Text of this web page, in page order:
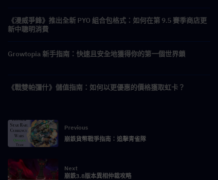
《漫威爭鋒》推出全新 PYO 組合包格式：如何在第 9.5 賽季商店更
新中聰明消費
Growtopia 新手指南：快速且安全地獲得你的第一個世界鎖
《戰雙帕彌什》儲值指南：如何以更優惠的價格獲取虹卡？
Previous
崩鉄貨幣戰爭指南：追擊青雀隊
Next
崩鉄3.8版本異相仲裁攻略